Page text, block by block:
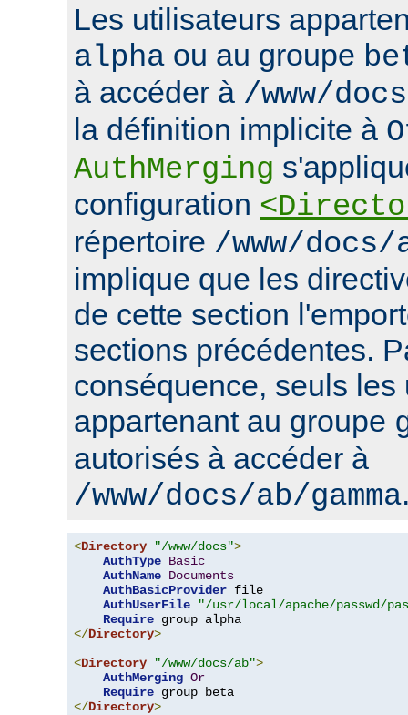
Les utilisateurs
alpha ou au groupe
à accéder à /www/
la définition implicite à
AuthMerging
configuration
répertoire /www/docs/
implique que les
de cette section
sections précédentes.
conséquence, seuls les
appartenant au groupe
autorisés à accéder à
/www/docs/ab/gamma
<Directory "/www/docs">
AuthType Basic
AuthName Documents
AuthBasicProvider file
AuthUserFile
"/usr/local/apache/passwd/
Require
</Directory>
<Directory "/www/docs/ab">
AuthMerging Or
Require
</Directory>